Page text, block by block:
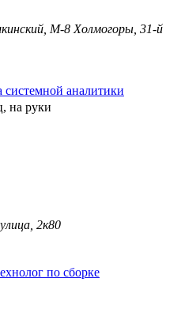
М-8 Холмогоры, 31-й
системной аналитики
на руки
2к80
по сборке